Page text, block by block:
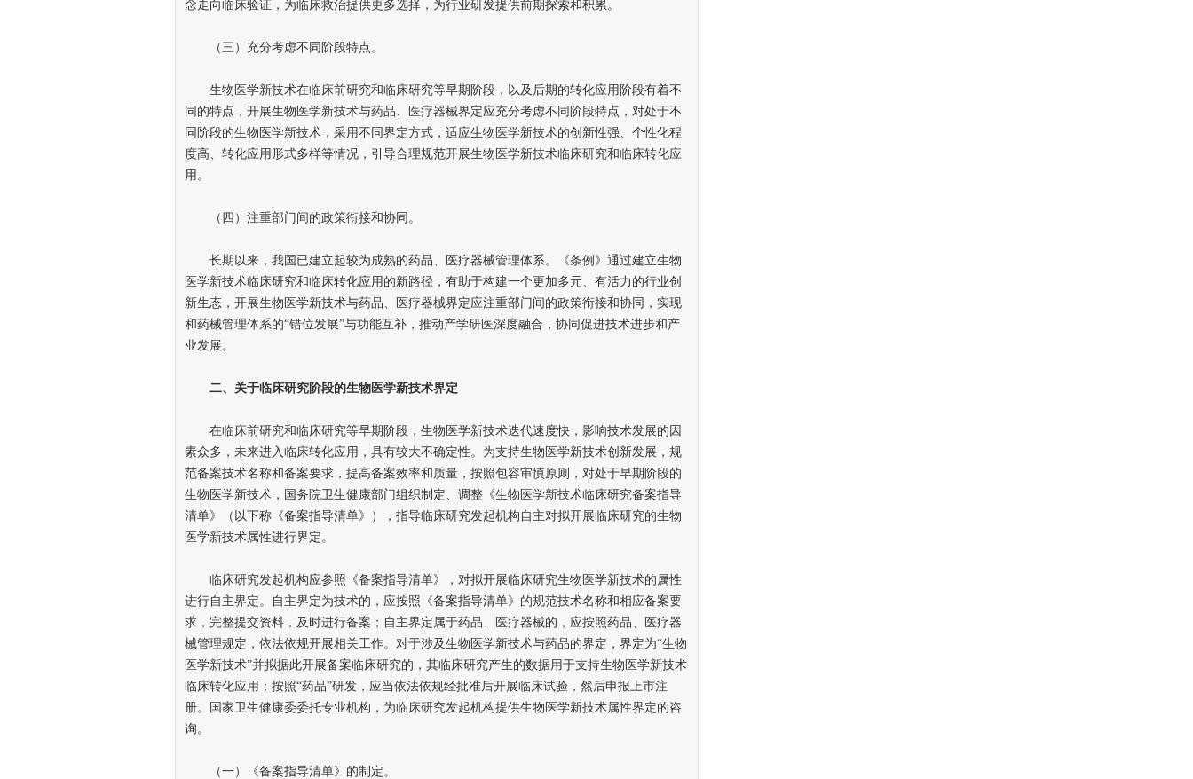
念走向临床验证，为临床救治提供更多选择，为行业研发提供前期探索和积累。
（三）充分考虑不同阶段特点。
生物医学新技术在临床前研究和临床研究等早期阶段，以及后期的转化应用阶段有着不
同的特点，开展生物医学新技术与药品、医疗器械界定应充分考虑不同阶段特点，对处于不
同阶段的生物医学新技术，采用不同界定方式，适应生物医学新技术的创新性强、个性化程
度高、转化应用形式多样等情况，引导合理规范开展生物医学新技术临床研究和临床转化应
用。
（四）注重部门间的政策衔接和协同。
长期以来，我国已建立起较为成熟的药品、医疗器械管理体系。《条例》通过建立生物
医学新技术临床研究和临床转化应用的新路径，有助于构建一个更加多元、有活力的行业创
新生态，开展生物医学新技术与药品、医疗器械界定应注重部门间的政策衔接和协同，实现
和药械管理体系的“错位发展”与功能互补，推动产学研医深度融合，协同促进技术进步和产
业发展。
二、关于临床研究阶段的生物医学新技术界定
在临床前研究和临床研究等早期阶段，生物医学新技术迭代速度快，影响技术发展的因
素众多，未来进入临床转化应用，具有较大不确定性。为支持生物医学新技术创新发展，规
范备案技术名称和备案要求，提高备案效率和质量，按照包容审慎原则，对处于早期阶段的
生物医学新技术，国务院卫生健康部门组织制定、调整《生物医学新技术临床研究备案指导
清单》（以下称《备案指导清单》），指导临床研究发起机构自主对拟开展临床研究的生物
医学新技术属性进行界定。
临床研究发起机构应参照《备案指导清单》，对拟开展临床研究生物医学新技术的属性
进行自主界定。自主界定为技术的，应按照《备案指导清单》的规范技术名称和相应备案要
求，完整提交资料，及时进行备案；自主界定属于药品、医疗器械的，应按照药品、医疗器
械管理规定，依法依规开展相关工作。对于涉及生物医学新技术与药品的界定，界定为“生物
医学新技术”并拟据此开展备案临床研究的，其临床研究产生的数据用于支持生物医学新技术
临床转化应用；按照“药品”研发，应当依法依规经批准后开展临床试验，然后申报上市注
册。国家卫生健康委委托专业机构，为临床研究发起机构提供生物医学新技术属性界定的咨
询。
（一）《备案指导清单》的制定。